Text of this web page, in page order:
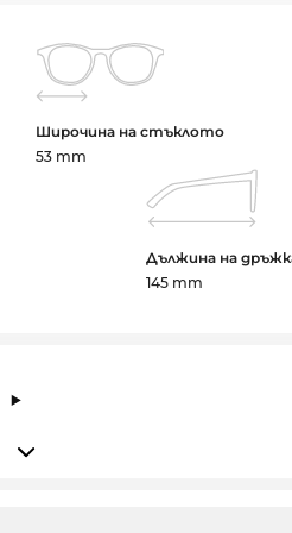
Широчина на стъклото
53 mm
Дължина на
145 mm